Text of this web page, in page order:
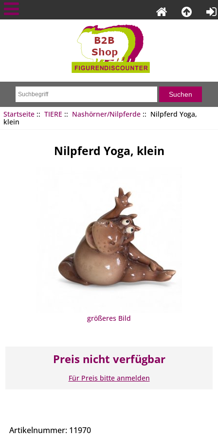
Startseite:: TIERE :: Nashörner/Nilpferde:: Nilpferd Yoga,
klein
Nilpferd Yoga, klein
größeres Bild
Preis nicht verfügbar
Für Preis bitte anmelden
Artikelnummer: 11970